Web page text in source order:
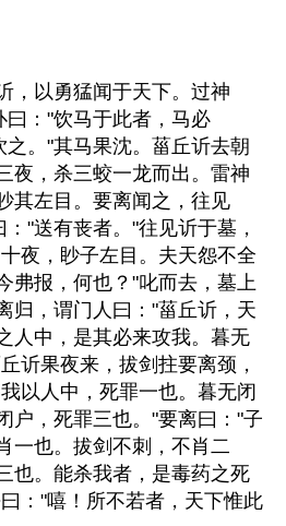
，以勇猛闻于天下。过神
："饮马于此者，马必
。"其马果沈。菑丘䜣去朝
夜，杀三蛟一龙而出。雷神
其左目。要离闻之，往见
"送有丧者。"往见䜣于墓，
夜，眇子左目。夫天怨不全
弗报，何也？"叱而去，墓上
归，谓门人曰："菑丘䜣，天
人中，是其必来攻我。暮无
䜣果夜来，拔剑拄要离颈，
以人中，死罪一也。暮无闭
户，死罪三也。"要离曰："子
一也。拔剑不刺，不肖二
也。能杀我者，是毒药之死
："嘻！所不若者，天下惟此